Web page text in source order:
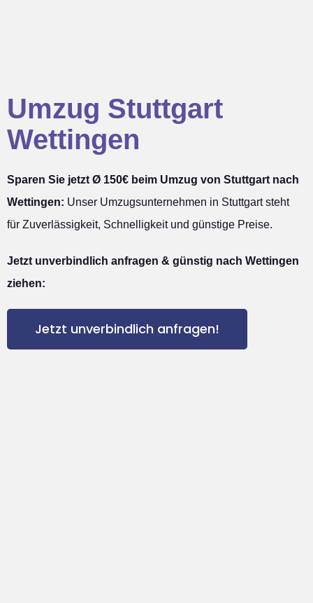
Umzug Stuttgart
Wettingen
Sparen Sie jetzt Ø 150€ beim Umzug von Stuttgart nach
Wettingen: Unser Umzugsunternehmen in Stuttgart steht
für Zuverlässigkeit, Schnelligkeit und günstige Preise.
Jetzt unverbindlich anfragen & günstig nach Wettingen
ziehen:
Jetzt unverbindlich anfragen!